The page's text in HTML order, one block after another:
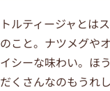
トルティージャとは
のこと。ナツメグや
イシーな味わい。ほ
だくさんなのもうれ